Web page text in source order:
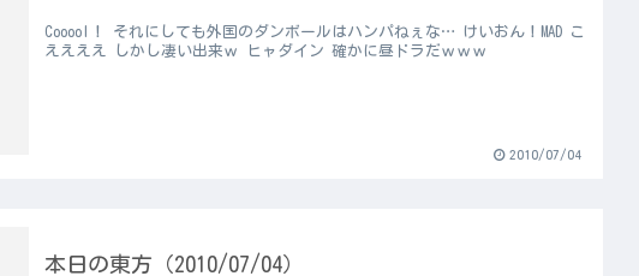
Cooool！ それにしても外国のダンボールはハンパねぇな… けいおん！MAD こ
ええええ しかし凄い出来ｗ ヒャダイン 確かに昼ドラだｗｗｗ
2010/07/04
本日の東方（2010/07/04）